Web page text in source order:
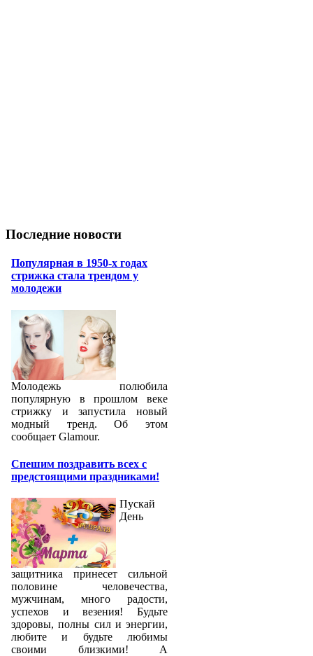
Последние новости
Популярная в 1950-х годах
стрижка стала трендом у
молодежи
Молодежь полюбила
популярную в прошлом веке
стрижку и запустила новый
модный тренд. Об этом
сообщает Glamour.
Спешим поздравить всех с
предстоящими праздниками!
Пускай
День
защитника принесет сильной
половине человечества,
мужчинам, много радости,
успехов и везения! Будьте
здоровы, полны сил и энергии,
любите и будьте любимы
своими близкими! А